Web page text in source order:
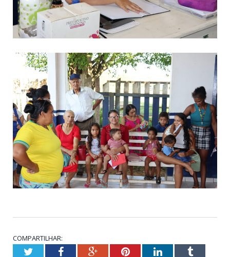
COMPARTILHAR:
TwitterFacebookGoogle+PinterestLinkedInTumblr